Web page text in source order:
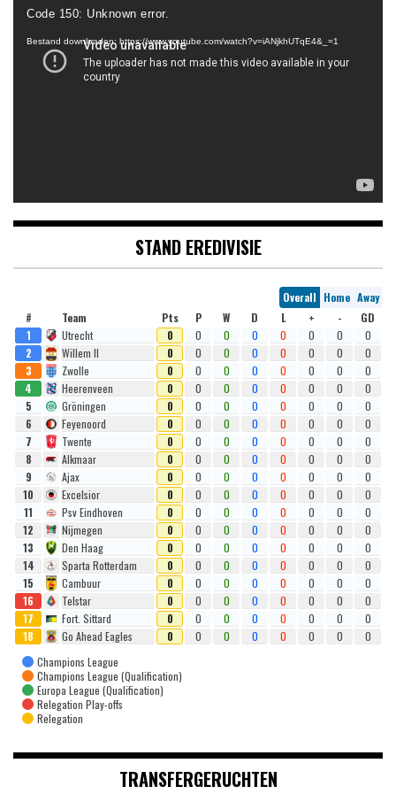
Code 150: Unknown error.
Bestand downloaden: https://www.youtube.com/watch?v=iANjkhUTqE4&_=1
STAND EREDIVISIE
Overall Home Away
#
Team Pts P W D L + -
GD
1
Utrecht 0 0 0 0 0 0 0
0
2
Willem II 0 0 0 0 0 0 0
0
3
Zwolle 0 0 0 0 0 0 0
0
4
Heerenveen 0 0 0 0 0 0 0
0
5
Gröningen 0 0 0 0 0 0 0
0
6
Feyenoord 0 0 0 0 0 0 0
0
7
Twente 0 0 0 0 0 0 0
0
8
Alkmaar 0 0 0 0 0 0 0
0
9
Ajax 0 0 0 0 0 0 0
0
10
Excelsior 0 0 0 0 0 0 0
0
11
Psv Eindhoven 0 0 0 0 0 0 0
0
12
Nijmegen 0 0 0 0 0 0 0
0
13
Den Haag 0 0 0 0 0 0 0
0
14
Sparta Rotterdam 0 0 0 0 0 0 0
0
15
Cambuur 0 0 0 0 0 0 0
0
16
Telstar 0 0 0 0 0 0 0
0
17
Fort. Sittard 0 0 0 0 0 0 0
0
18
Go Ahead Eagles 0 0 0 0 0 0 0
0
Champions League
Champions League (Qualification)
Europa League (Qualification)
Relegation Play-offs
Relegation
TRANSFERGERUCHTEN